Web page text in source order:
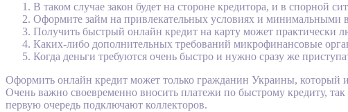
В таком случае закон будет на стороне кредитора, и в спорной
Оформите займ на привлекательных условиях и минимальными
Получить быстрый онлайн кредит на карту может практически
Каких-либо дополнительных требований микрофинансовые
Когда деньги требуются очень быстро и нужно сразу же
Оформить онлайн кредит может только гражданин Украины, который
Очень важно своевременно вносить платежи по быстрому кредиту,
первую очередь подключают коллекторов.